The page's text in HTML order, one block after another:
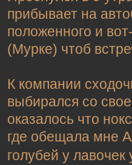
прибывает на
положенного и
(Мурке) чтоб
К компании
выбирался со
оказалось что
где обещала мне
голубей у